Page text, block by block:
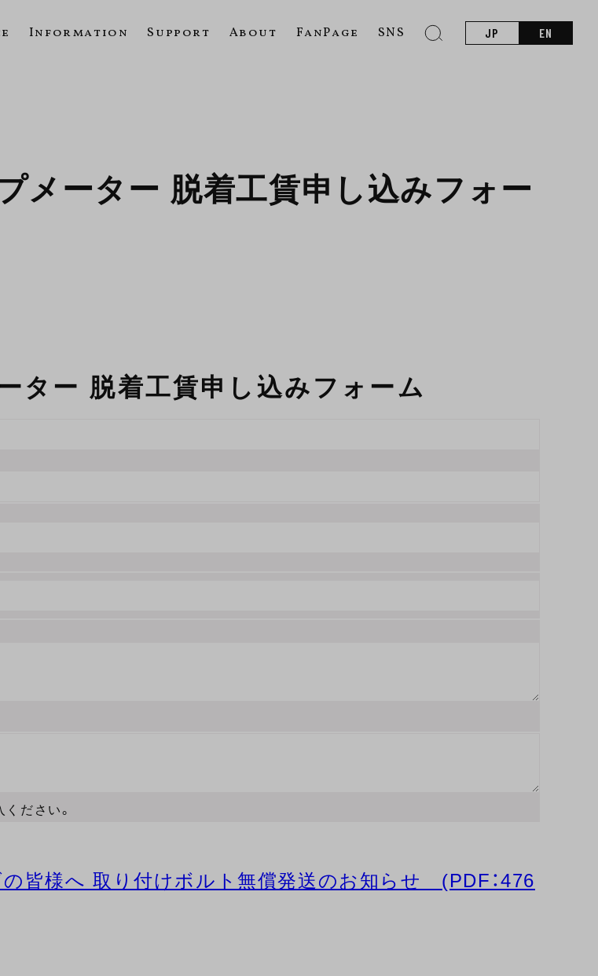
Information Support About FanPage SNS JP EN
メーター 脱着工賃申し込みフォー
ター 脱着工賃申し込みフォーム
ださい。
の皆様へ 取り付けボルト無償発送のお知らせ (PDF：476